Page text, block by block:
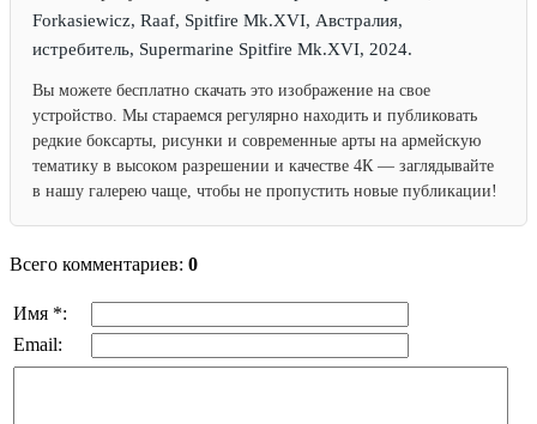
Forkasiewicz, Raaf, Spitfire Mk.XVI, Австралия,
истребитель, Supermarine Spitfire Mk.XVI, 2024.
Вы можете бесплатно скачать это изображение на свое
устройство. Мы стараемся регулярно находить и публиковать
редкие боксарты, рисунки и современные арты на армейскую
тематику в высоком разрешении и качестве 4К — заглядывайте
в нашу галерею чаще, чтобы не пропустить новые публикации!
Всего комментариев: 0
Имя *:
Email: